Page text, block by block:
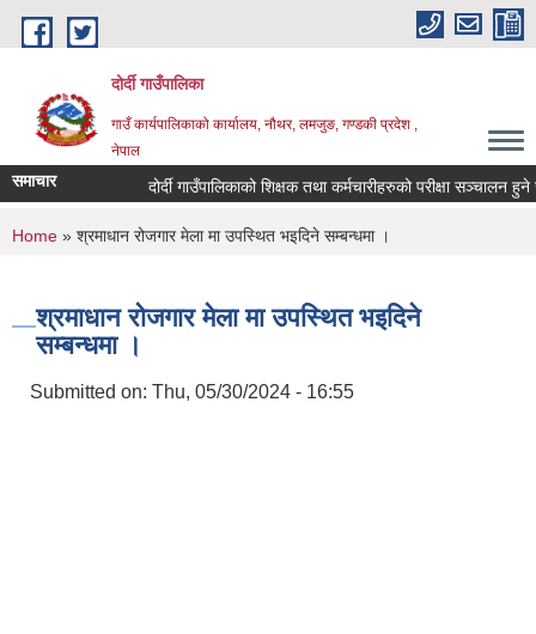
Skip to main content
दोर्दी गाउँपालिका
गाउँ कार्यपालिकाको कार्यालय, नौथर, लमजुङ, गण्डकी प्रदेश ,
नेपाल
समाचार दोर्दी गाउँपालिकाको शिक्षक तथा कर्मचारीहरुको परीक्षा सञ्चालन हुने
You are here
Home » श्रमाधान रोजगार मेला मा उपस्थित भइदिने सम्बन्धमा ।
श्रमाधान रोजगार मेला मा उपस्थित भइदिने
सम्बन्धमा ।
Submitted on: Thu, 05/30/2024 - 16:55